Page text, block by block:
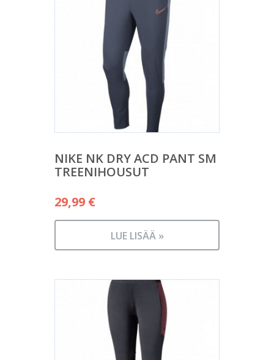
NIKE NK DRY ACD PANT SM
TREENIHOUSUT
29,99 €
LUE LISÄÄ »